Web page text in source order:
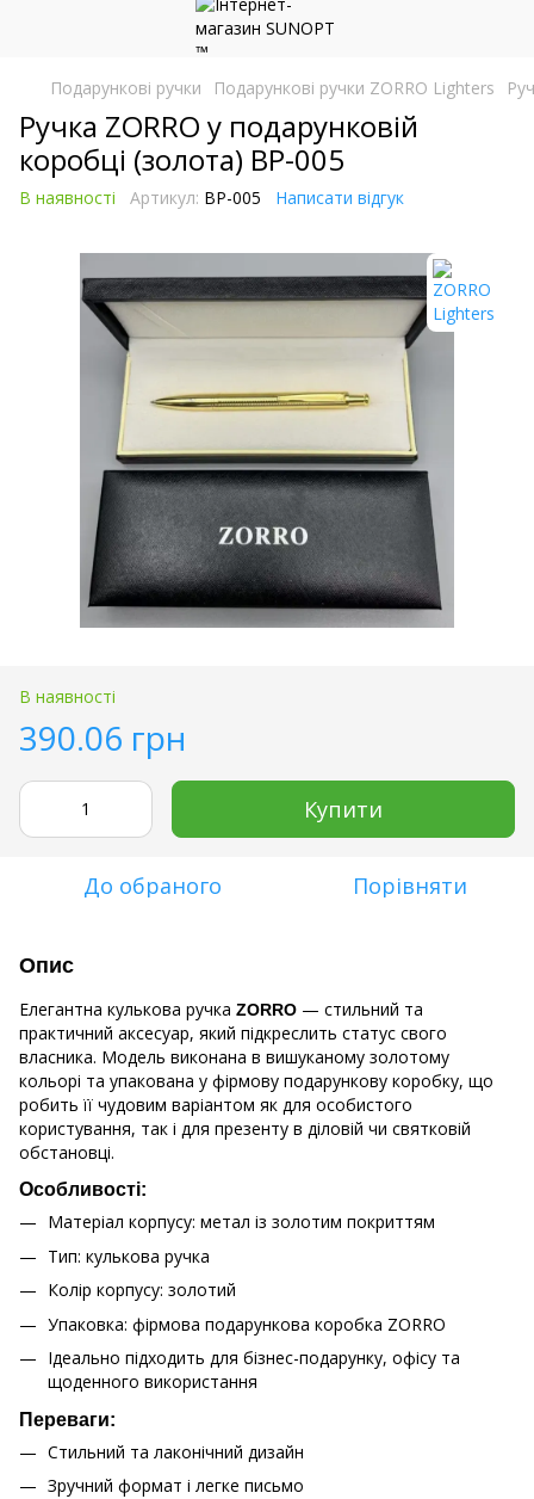
Подарункові ручки Подарункові ручки ZORRO Lighters
Ручка ZORRO у подарунковій
коробці (золота) BP-005
В наявності Артикул: BP-005 Написати відгук
В наявності
390.06 грн
Купити
До обраного Порівняти
Опис
Елегантна кулькова ручка ZORRO — стильний та
практичний аксесуар, який підкреслить статус свого
власника. Модель виконана в вишуканому золотому
кольорі та упакована у фірмову подарункову коробку, що
робить її чудовим варіантом як для особистого
користування, так і для презенту в діловій чи святковій
обстановці.
Особливості:
Матеріал корпусу: метал із золотим покриттям
Тип: кулькова ручка
Колір корпусу: золотий
Упаковка: фірмова подарункова коробка ZORRO
Ідеально підходить для бізнес-подарунку, офісу та
щоденного використання
Переваги:
Стильний та лаконічний дизайн
Зручний формат і легке письмо